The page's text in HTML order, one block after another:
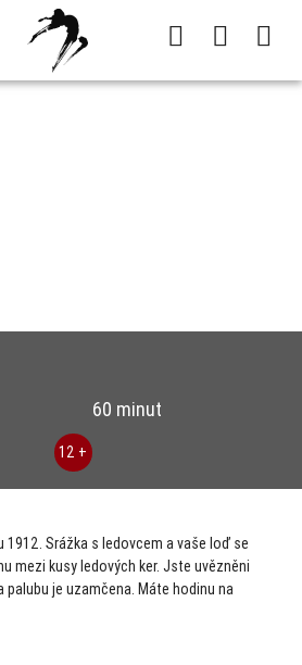
60 minut
12 +
1912. Srážka s ledovcem a vaše loď se
mezi kusy ledových ker. Jste uvězněni
je uzamčena. Máte hodinu na